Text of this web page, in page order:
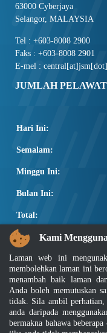
63000 Cyberjaya
Selangor, MALAYSIA
Tel : +603-8008 2900
Faks : +603-8008 2901
E-mel :
JUMLAH PELAWAT
Hari Ini:
Semalam:
Minggu Ini:
Bulan Ini:
Total:
PAUTAN POPULAR
Elektroteknikal,
Other Notification
Regular
Notification
Pengurusan
Kami
Laman web ini
membolehkan laman ini
menambah baik laman
Anda boleh memutuskan
tidak. Sila ambil perhatian,
anda daripada
bermakna bahawa